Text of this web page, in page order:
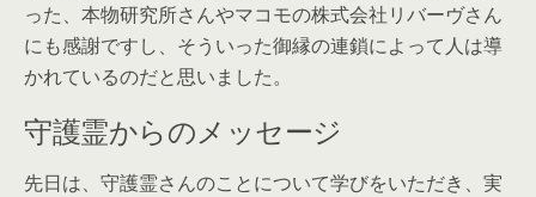
った、本物研究所さんやマコモの株式会社リバーヴさん
にも感謝ですし、そういった御縁の連鎖によって人は導
かれているのだと思いました。
守護霊からのメッセージ
先日は、守護霊さんのことについて学びをいただき、実